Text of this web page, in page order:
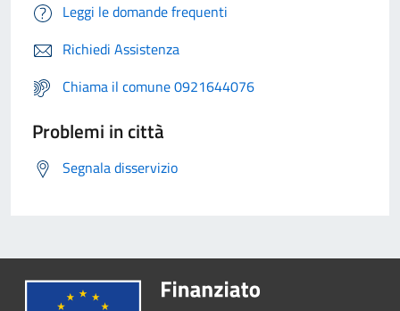
Leggi le domande frequenti
Richiedi Assistenza
Chiama il comune 0921644076
Problemi in città
Segnala disservizio